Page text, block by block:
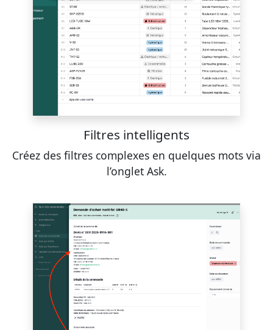
Filtres intelligents
Créez des filtres complexes en quelques mots via
l’onglet Ask.